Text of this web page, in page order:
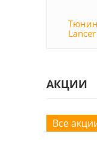
АКЦИИ
Все